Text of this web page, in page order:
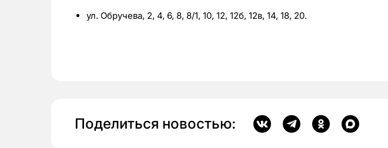
ул. Обручева, 2, 4, 6, 8, 8/1, 10, 12, 12б, 12в, 14, 18, 20.
Поделиться новостью: